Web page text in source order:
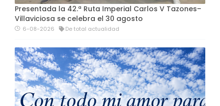
Presentada la 42.ª Ruta Imperial Carlos V Tazones–
Villaviciosa se celebra el 30 agosto
6-08-2026 De total actualidad